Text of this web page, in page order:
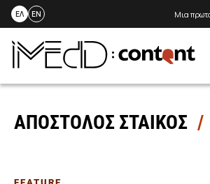
Skip
content
ΕΛ EN Μια
ΑΠΟΣΤΟΛΟΣ ΣΤΑΙΚΟΣ
FEATURE